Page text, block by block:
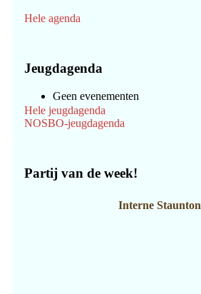
Hele agenda
Jeugdagenda
Geen evenementen
Hele jeugdagenda
NOSBO-jeugdagenda
Partij van de week!
Interne Staunton